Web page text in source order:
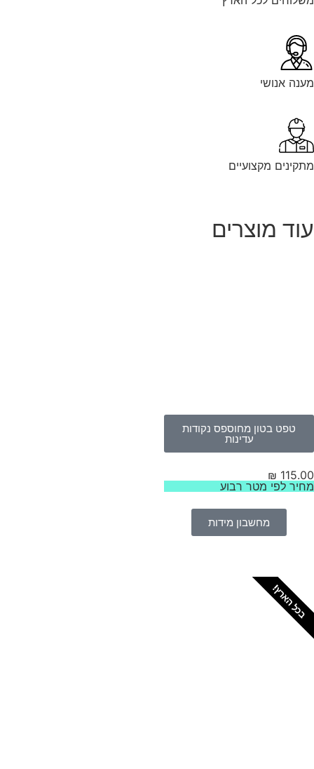
אנושי
מקצועיים
מוצרים
טפט בטון מחוספס נקודות
עדינות
₪
לפי מטר רבוע
מחשבון מידות
הארץ!